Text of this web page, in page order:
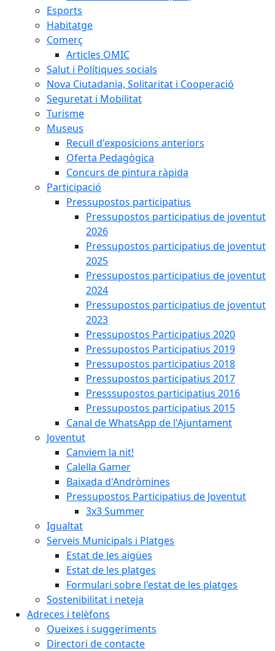
Esports
Habitatge
Comerç
Articles OMIC
Salut i Polítiques socials
Nova Ciutadania, Solitaritat i Cooperació
Seguretat i Mobilitat
Turisme
Museus
Recull d'exposicions anteriors
Oferta Pedagògica
Concurs de pintura ràpida
Participació
Pressupostos participatius
Pressupostos participatius de joventut
2026
Pressupostos participatius de joventut
2025
Pressupostos participatius de joventut
2024
Pressupostos participatius de joventut
2023
Pressupostos Participatius 2020
Pressupostos Participatius 2019
Pressupostos participatius 2018
Pressupostos participatius 2017
Presssupostos participatius 2016
Pressupostos participatius 2015
Canal de WhatsApp de l'Ajuntament
Joventut
Canviem la nit!
Calella Gamer
Baixada d'Andròmines
Pressupostos Participatius de Joventut
3x3 Summer
Igualtat
Serveis Municipals i Platges
Estat de les aigües
Estat de les platges
Formulari sobre l'estat de les platges
Sostenibilitat i neteja
Adreces i telèfons
Queixes i suggeriments
Directori de contacte